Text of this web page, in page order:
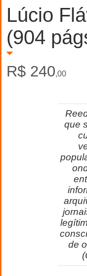
Lúcio
(904
R$ 240,00
que
de